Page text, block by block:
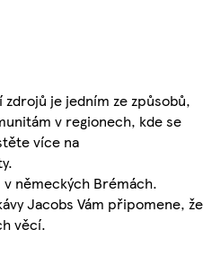
je jedním ze způsobů,
v regionech, kde se
více na
německých Brémách.
Jacobs Vám připomene, že
věcí.